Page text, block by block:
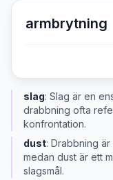
armbrytning
slag: Slag är en
drabbning ofta
konfrontation.
dust: Drabbning är
medan dust är ett
slagsmål.